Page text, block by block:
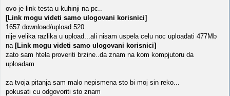
ovo je link testa u kuhinji na pc..
[Link mogu videti samo ulogovani korisnici]
1657 download/upload 520
nije velika razlika u upload...ali nisam uspela celu noc uploadati 477Mb
na [Link mogu videti samo ulogovani korisnici]
zato sam htela proveriti brzine..da znam na kom kompjutoru da
uploadam
za tvoja pitanja sam malo nepismena sto bi moj sin reko...
pokusati cu odgovoriti sto znam